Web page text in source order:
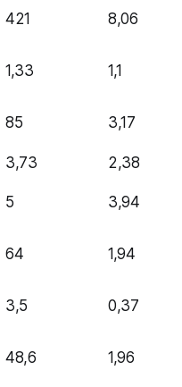
421 8,06
1,33 1,1
85 3,17
3,73 2,38
5 3,94
64 1,94
3,5 0,37
48,6 1,96